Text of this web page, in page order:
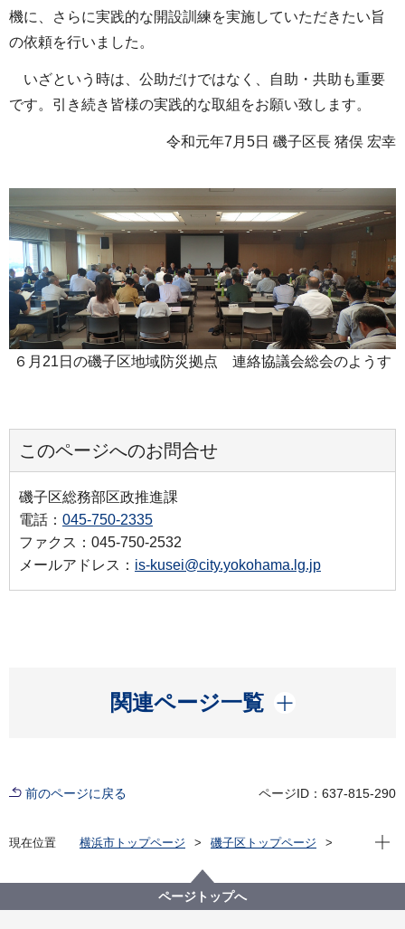
機に、さらに実践的な開設訓練を実施していただきたい旨
の依頼を行いました。
いざという時は、公助だけではなく、自助・共助も重要
です。引き続き皆様の実践的な取組をお願い致します。
令和元年7月5日 磯子区長 猪俣 宏幸
６月21日の磯子区地域防災拠点 連絡協議会総会のようす
このページへのお問合せ
磯子区総務部区政推進課
電話： 045-750-2335
ファクス：045-750-2532
メールアドレス： is-kusei@city.yokohama.lg.jp
関連ページ一覧
開く
前のページに戻る ページID：637-815-290
現在位置 横浜市トップページ
磯子区トップページ
ISOGOフォトニュース
みんなの力で防災・減災
現在
ページトップへ